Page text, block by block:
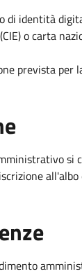
di identità
o carta
prevista per
si